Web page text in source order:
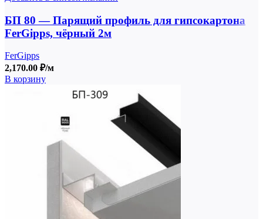
БП 80 — Парящий профиль для гипсокартона
FerGipps, чёрный 2м
FerGipps
2,170.00 ₽/м
В корзину